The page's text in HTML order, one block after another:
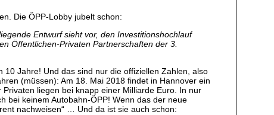
Die ÖPP-Lobby jubelt schon:
Entwurf sieht vor, den Investitionshochlauf
Öffentlichen-Privaten Partnerschaften der 3.
Jahre! Und das sind nur die offiziellen Zahlen, also
(müssen): Am 18. Mai 2018 findet in Hannover ein
liegen bei knapp einer Milliarde Euro. In nur
bei keinem Autobahn-ÖPP! Wenn das der neue
nachweisen“ … Und da ist sie auch schon: